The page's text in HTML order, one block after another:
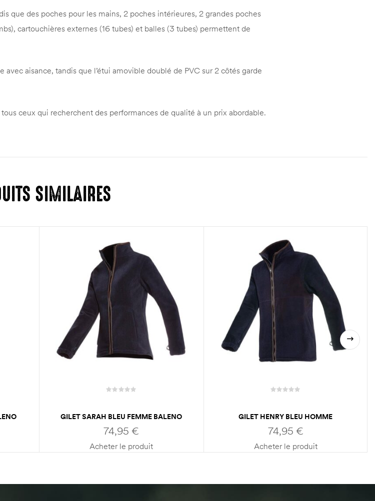
que des poches pour les mains, 2 poches intérieures, 2 grandes poches
cartouchières externes (16 tubes) et balles (3 tubes) permettent de
avec aisance, tandis que l’étui amovible doublé de PVC sur 2 côtés garde
ceux qui recherchent des performances de qualité à un prix abordable.
SIMILAIRES
GILET SARAH BLEU FEMME BALENO
74,95 €
Acheter le produit
GILET HENRY BLEU HOMME
BALENO
74,95 €
Acheter le produit